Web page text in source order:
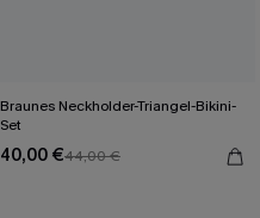
Braunes Neckholder-Triangel-Bikini-
Set
40,00 €44,00 €